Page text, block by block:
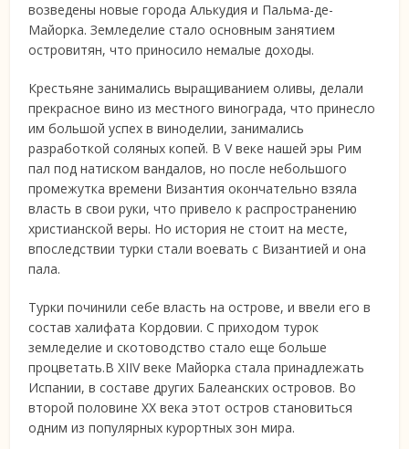
возведены новые города Алькудия и Пальма-де-
Майорка. Земледелие стало основным занятием
островитян, что приносило немалые доходы.
Крестьяне занимались выращиванием оливы, делали
прекрасное вино из местного винограда, что принесло
им большой успех в виноделии, занимались
разработкой соляных копей. В V веке нашей эры Рим
пал под натиском вандалов, но после небольшого
промежутка времени Византия окончательно взяла
власть в свои руки, что привело к распространению
христианской веры. Но история не стоит на месте,
впоследствии турки стали воевать с Византией и она
пала.
Турки починили себе власть на острове, и ввели его в
состав халифата Кордовии. С приходом турок
земледелие и скотоводство стало еще больше
процветать.В XIIV веке Майорка стала принадлежать
Испании, в составе других Балеанских островов. Во
второй половине XX века этот остров становиться
одним из популярных курортных зон мира.